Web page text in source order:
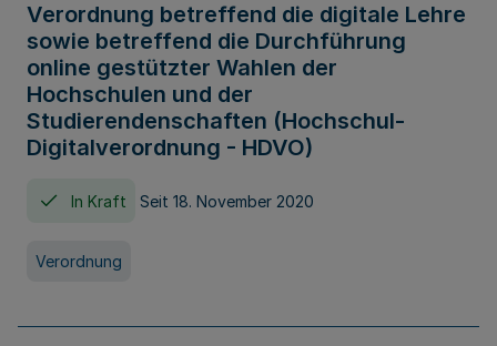
Verordnung betreffend die digitale Lehre
sowie betreffend die Durchführung
online gestützter Wahlen der
Hochschulen und der
Studierendenschaften (Hochschul-
Digitalverordnung - HDVO)
In Kraft Seit 18. November 2020
Verordnung